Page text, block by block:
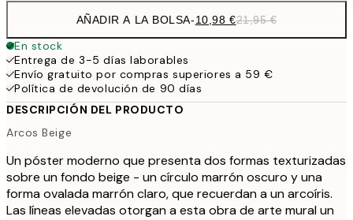
AÑADIR A LA BOLSA-10,98 €21,95 €
En stock
Entrega de 3-5 días laborables
Envío gratuito por compras superiores a 59 €
Política de devolución de 90 días
DESCRIPCIÓN DEL PRODUCTO
Arcos Beige
Un póster moderno que presenta dos formas texturizadas
sobre un fondo beige - un círculo marrón oscuro y una
forma ovalada marrón claro, que recuerdan a un arcoíris.
Las líneas elevadas otorgan a esta obra de arte mural un